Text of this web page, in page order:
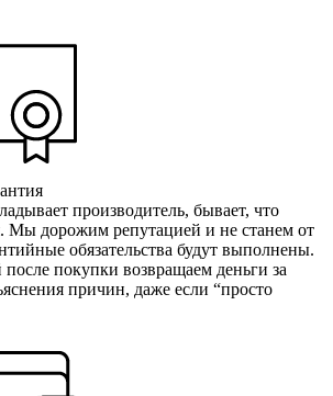
производитель, бывает, что
Мы дорожим репутацией и не станем от
обязательства будут выполнены.
покупки возвращаем деньги за
причин, даже если “просто